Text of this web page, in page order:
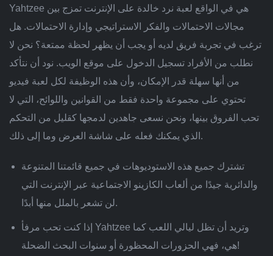
Yahtzee هي في الواقع لعبة نرد خالدة على الإنترنت تمزج بين
مجالات الاحتمالات والفكر الاستراتيجي وإدارة الاحتمالات. هل
ترغب في تجربة فريق لديه أو يجب أن يظهر لحظة ممتعة؟ نحن لا
نطلب من الأفراد تسجيل الدخول على موقع الويب. نود أن نتأكد
من أنها سهلة قدر الإمكان، وأن هذه الوظيفة لكل لعبة فيديو
تحتوي على مجموعة واحدة فقط من القوانين واللوائح، التي لا
تحب الفروق بينها، ونحن نسعى جاهدين لدمجها كقليل من التحكم
الذي يمكنك فعله على شاشة العرض وما إلى ذلك.
تشترك جميع هذه الاستوديوهات في جميع قائمتنا المتنوعة
والدائرية جيدًا من ألعاب الكازينو الاجتماعية عبر الإنترنت التي
لن تشعر بالملل منها أبدًا.
إذا كنت تحب مرفأ Yahtzee وتريد أن تظل ليالي اللعب كما
هي، فهي الحزورات المحظورة أو سنوات البحث الضحلة!